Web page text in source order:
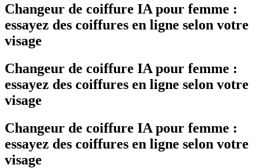
Changeur de coiffure IA pour femme :
essayez des coiffures en ligne selon votre
visage
Changeur de coiffure IA pour femme :
essayez des coiffures en ligne selon votre
visage
Changeur de coiffure IA pour femme :
essayez des coiffures en ligne selon votre
visage